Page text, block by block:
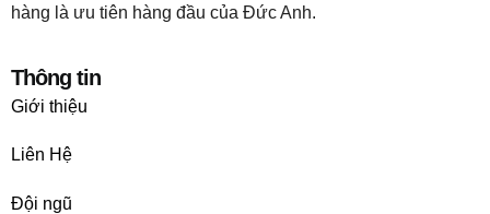
hàng là ưu tiên hàng đầu của Đức Anh.
Thông tin
Giới thiệu
Liên Hệ
Đội ngũ